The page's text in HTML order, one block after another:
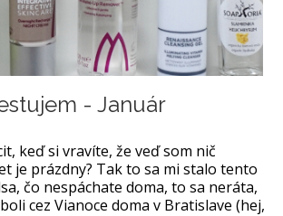
- Január
keď si vravíte, že veď som nič
je prázdny? Tak to sa mi stalo tento
čo nespáchate doma, to sa neráta,
cez Vianoce doma v Bratislave (hej,